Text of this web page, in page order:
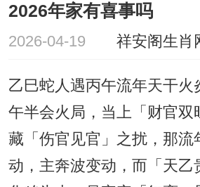
2026年家有喜事吗
2026-04-19 祥安阁生肖
乙巳蛇人遇丙午流年天干火
午半会火局，当上「财官双
藏「伤官见官」之扰，那流
动，主奔波变动，而「天乙